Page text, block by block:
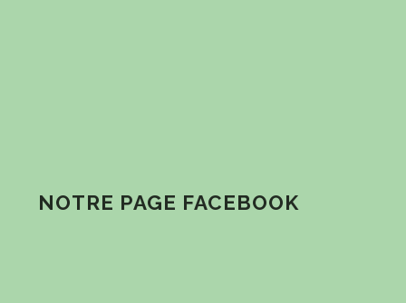
NOTRE PAGE FACEBOOK